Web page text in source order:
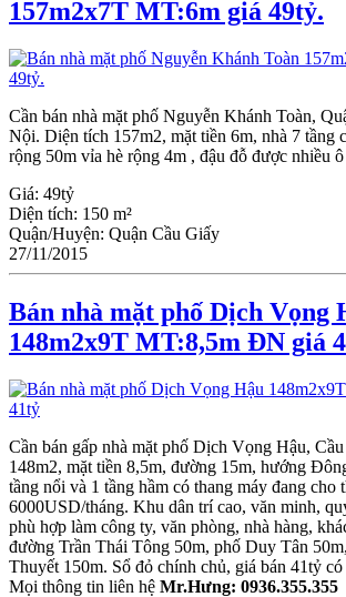
157m2x7T MT:6m giá 49tỷ.
Cần bán nhà mặt phố Nguyễn Khánh Toàn,
Nội. Diện tích 157m2, mặt tiền 6m, nhà 7 tầng
rộng 50m vỉa hè rộng 4m , đậu đỗ được nhiều
Giá: 49tỷ
Diện tích: 150 m²
Quận/Huyện: Quận Cầu Giấy
27/11/2015
Bán nhà mặt phố Dịch Vọng
148m2x9T MT:8,5m ĐN giá
Cần bán gấp nhà mặt phố Dịch Vọng Hậu,
148m2, mặt tiền 8,5m, đường 15m, hướng
tầng nổi và 1 tầng hầm có thang máy đang cho
6000USD/tháng. Khu dân trí cao, văn minh,
phù hợp làm công ty, văn phòng, nhà hàng,
đường Trần Thái Tông 50m, phố Duy Tân
Thuyết 150m. Sổ đỏ chính chủ, giá bán 41tỷ
Mọi thông tin liên hệ Mr.Hưng: 0936.355.355